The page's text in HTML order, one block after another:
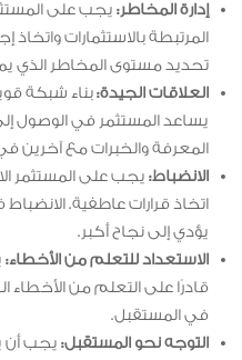
إدارة المخاطر: يجب على
المرتبطة بالاستثمارات واتخاذ
تحديد مستوى المخاطر الذي
العلاقات الجيدة:بناء شبكة
يساعد المستثمر في الوصول
المعرفة والخبرات مع آخرين
الانضباط: يجب على المستثمر
اتخاذ قرارات عاطفية.
يؤدي إلى نجاح أكبر.
الاستعداد للتعلم من الأخطاء:
قادرًا على التعلم من الأخطاء
في المستقبل.
التوجه نحو المستقبل: يجب أن